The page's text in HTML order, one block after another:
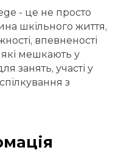
- це не просто
шкільного життя,
впевненості
які мешкають у
занять, участі у
з